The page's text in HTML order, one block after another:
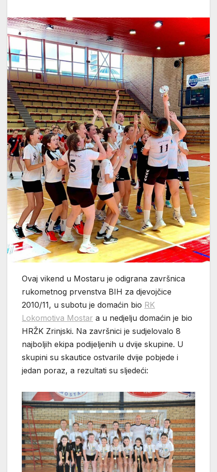
Ovaj vikend u Mostaru je odigrana završnica
rukometnog prvenstva BIH za djevojčice
2010/11, u subotu je domaćin bio RK
Lokomotiva Mostar a u nedjelju domaćin je bio
HRŽK Zrinjski. Na završnici je sudjelovalo 8
najboljih ekipa podijeljenih u dvije skupine. U
skupini su skautice ostvarile dvije pobjede i
jedan poraz, a rezultati su sljedeći: